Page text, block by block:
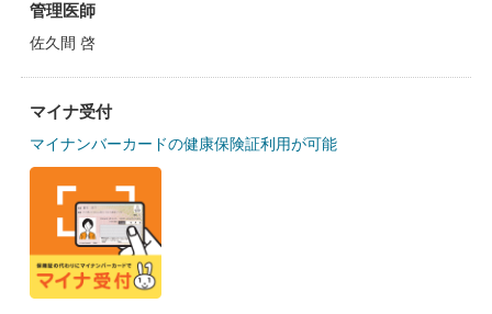
管理医師
佐久間 啓
マイナ受付
マイナンバーカードの健康保険証利用が可能